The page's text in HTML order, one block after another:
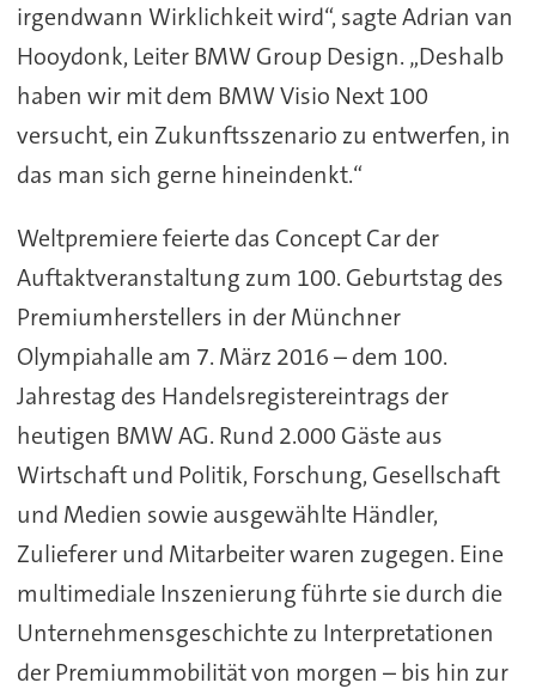
irgendwann Wirklichkeit wird“, sagte Adrian van
Hooydonk, Leiter BMW Group Design. „Deshalb
haben wir mit dem BMW Visio Next 100
versucht, ein Zukunftsszenario zu entwerfen, in
das man sich gerne hineindenkt.“
Weltpremiere feierte das Concept Car der
Auftaktveranstaltung zum 100. Geburtstag des
Premiumherstellers in der Münchner
Olympiahalle am 7. März 2016 – dem 100.
Jahrestag des Handelsregistereintrags der
heutigen BMW AG. Rund 2.000 Gäste aus
Wirtschaft und Politik, Forschung, Gesellschaft
und Medien sowie ausgewählte Händler,
Zulieferer und Mitarbeiter waren zugegen. Eine
multimediale Inszenierung führte sie durch die
Unternehmensgeschichte zu Interpretationen
der Premiummobilität von morgen – bis hin zur